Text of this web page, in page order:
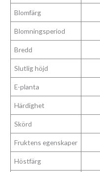
Blomfärg
Blomningsperiod
Bredd
Slutlig höjd
E-planta
Härdighet
Skörd
Fruktens egenskaper
Höstfärg